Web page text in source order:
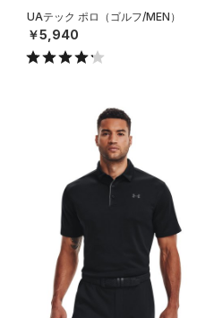
UAテック ポロ（ゴルフ/MEN）
￥5,940